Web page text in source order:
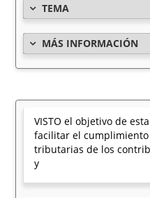
TEMA
MÁS INFORMACIÓN
VISTO el objetivo de
facilitar el
tributarias de los
y